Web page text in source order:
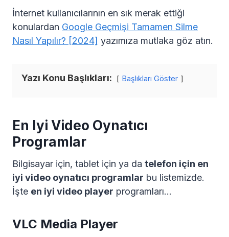
İnternet kullanıcılarının en sık merak ettiği
konulardan Google Geçmişi Tamamen Silme
Nasıl Yapılır? [2024] yazımıza mutlaka göz atın.
Yazı Konu Başlıkları: Başlıkları Göster
En Iyi Video Oynatıcı
Programlar
Bilgisayar için, tablet için ya da telefon için en
iyi video oynatıcı programlar bu listemizde.
İşte en iyi video player programları…
VLC Media Player